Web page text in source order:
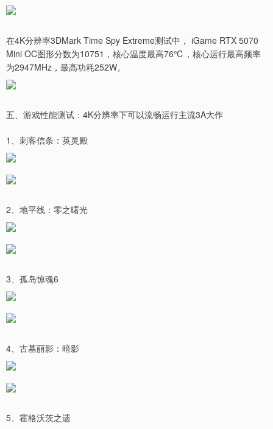
在4K分辨率3DMark Time Spy Extreme测试中， iGame RTX 5070
Mini OC图形分数为10751，核心温度最高76℃，核心运行最高频率
为2947MHz，最高功耗252W。
五、游戏性能测试：4K分辨率下可以流畅运行主流3A大作
1、刺客信条：英灵殿
2、地平线：零之曙光
3、孤岛惊魂6
4、古墓丽影：暗影
5、霍格沃茨之遗